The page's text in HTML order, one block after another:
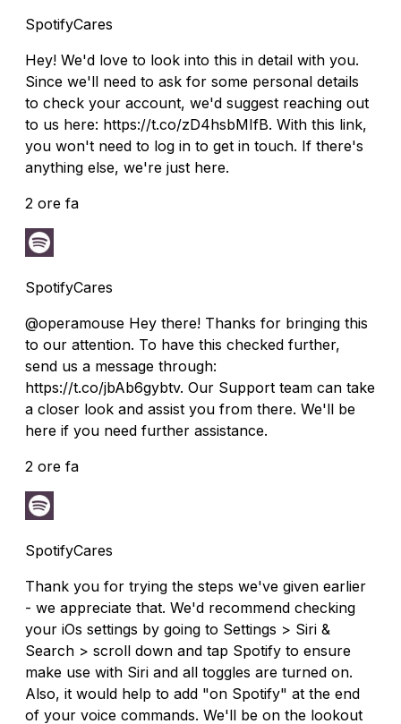
SpotifyCares
Hey! We'd love to look into this in detail with you.
Since we'll need to ask for some personal details
to check your account, we'd suggest reaching out
to us here: https://t.co/zD4hsbMIfB. With this link,
you won't need to log in to get in touch. If there's
anything else, we're just here.
2 ore fa
SpotifyCares
@operamouse Hey there! Thanks for bringing this
to our attention. To have this checked further,
send us a message through:
https://t.co/jbAb6gybtv. Our Support team can take
a closer look and assist you from there. We'll be
here if you need further assistance.
2 ore fa
SpotifyCares
Thank you for trying the steps we've given earlier
- we appreciate that. We'd recommend checking
your iOs settings by going to Settings > Siri &
Search > scroll down and tap Spotify to ensure
make use with Siri and all toggles are turned on.
Also, it would help to add "on Spotify" at the end
of your voice commands. We'll be on the lookout